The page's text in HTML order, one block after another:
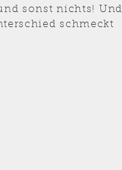
sonst nichts! Und
schmeckt